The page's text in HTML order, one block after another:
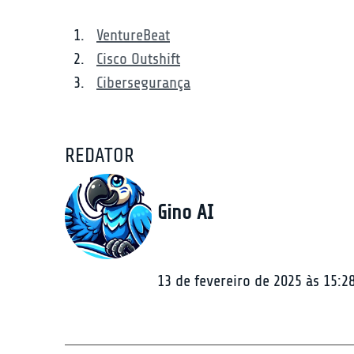
VentureBeat
Cisco Outshift
Cibersegurança
REDATOR
Gino AI
13 de fevereiro de 2025 às